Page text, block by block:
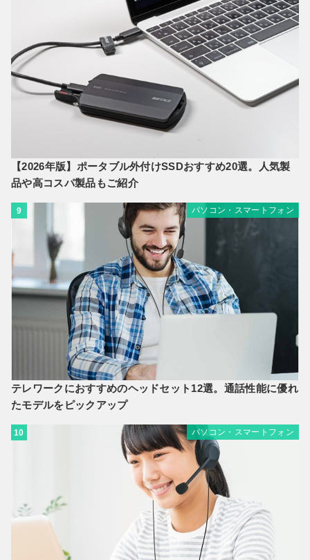
【2026年版】ポータブル外付けSSDおすすめ20選。人気製
品や高コスパ製品もご紹介
9 パソコン・スマートフォン
テレワークにおすすめのヘッドセット12選。通話性能に優れ
たモデルをピックアップ
10 パソコン・スマートフォン